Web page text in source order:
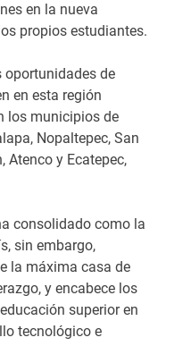
en la nueva
propios estudiantes.
oportunidades de
en esta región
los municipios de
Nopaltepec, San
Atenco y Ecatepec,
consolidado como la
sin embargo,
la máxima casa de
y encabece los
superior en
tecnológico e